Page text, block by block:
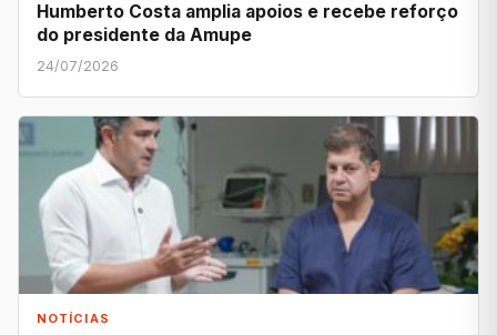
Humberto Costa amplia apoios e recebe reforço
do presidente da Amupe
24/07/2026
NOTÍCIAS